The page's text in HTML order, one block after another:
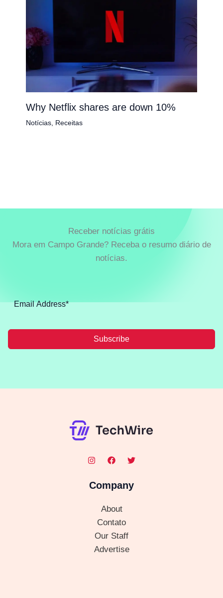
Why Netflix shares are down 10%
Notícias, Receitas
Receber notícias grátis
Mora em Campo Grande? Receba o resumo diário de
notícias.
Subscribe
Company
About
Contato
Our Staff
Advertise